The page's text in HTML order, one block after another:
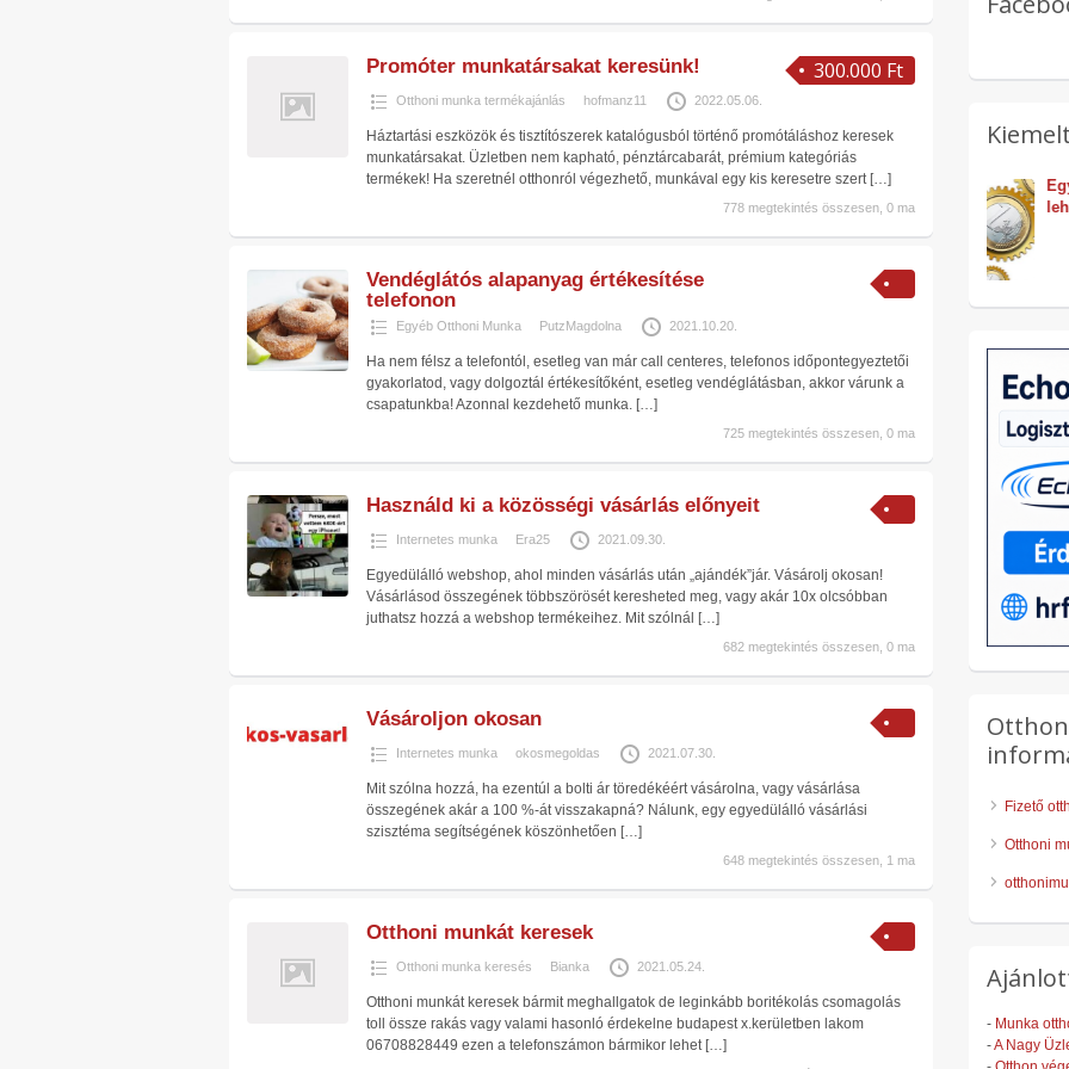
300.000 Ft
Promóter munkatársakat keresünk!
Otthoni munka termékajánlás hofmanz11 2022.05.06.
Háztartási eszközök és tisztítószerek katalógusból történő promótáláshoz keresek
munkatársakat. Üzletben nem kapható, pénztárcabarát, prémium kategóriás
termékek! Ha szeretnél otthonról végezhető, munkával egy kis keresetre szert […]
778 megtekintés összesen, 0 ma
Vendéglátós alapanyag értékesítése
telefonon
Egyéb Otthoni Munka PutzMagdolna 2021.10.20.
Ha nem félsz a telefontól, esetleg van már call centeres, telefonos időpontegyeztetői
gyakorlatod, vagy dolgoztál értékesítőként, esetleg vendéglátásban, akkor várunk a
csapatunkba! Azonnal kezdehető munka. […]
725 megtekintés összesen, 0 ma
Használd ki a közösségi vásárlás előnyeit
Internetes munka Era25 2021.09.30.
Egyedülálló webshop, ahol minden vásárlás után „ajándék”jár. Vásárolj okosan!
Vásárlásod összegének többszörösét keresheted meg, vagy akár 10x olcsóbban
juthatsz hozzá a webshop termékeihez. Mit szólnál […]
682 megtekintés összesen, 0 ma
Vásároljon okosan
Internetes munka okosmegoldas 2021.07.30.
Mit szólna hozzá, ha ezentúl a bolti ár töredékéért vásárolna, vagy vásárlása
összegének akár a 100 %-át visszakapná? Nálunk, egy egyedülálló vásárlási
szisztéma segítségének köszönhetően […]
648 megtekintés összesen, 1 ma
Otthoni munkát keresek
Otthoni munka keresés Bianka 2021.05.24.
Otthoni munkát keresek bármit meghallgatok de leginkább boritékolás csomagolás
toll össze rakás vagy valami hasonló érdekelne budapest x.kerületben lakom
06708828449 ezen a telefonszámon bármikor lehet […]
Nagyon egyszerű, ingyenes
Egyszerű pénzkereseti
lehetőség!
Fizető
Otthoni
- Munka
-A Nagy